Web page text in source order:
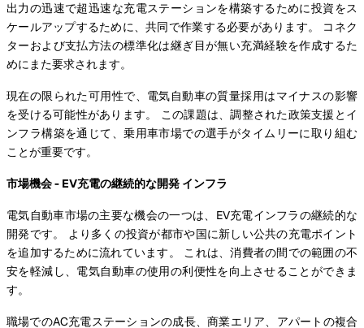
出力の迅速で超迅速な充電ステーションを構築するために投資をス
ケールアップするために、共同で作業する必要があります。 コネク
ターおよび支払方法の標準化は継ぎ目が無い充満経験を作成するた
めにまた要求されます。
現在の限られた可用性で、電気自動車の質量採用はマイナスの影響
を受ける可能性があります。 この課題は、調整された政策支援とイ
ンフラ構築を通じて、乗用車市場での選手がタイムリーに取り組む
ことが重要です。
市場機会 - EV充電の継続的な開発 インフラ
電気自動車市場の主要な機会の一つは、EV充電インフラの継続的な
開発です。 より多くの投資が都市や国に新しい公共の充電ポイント
を追加するために流れています。 これは、消費者の間での範囲の不
安を軽減し、電気自動車の使用の利便性を向上させることができま
す。
職場でのAC充電ステーションの成長、商業エリア、アパートの複合